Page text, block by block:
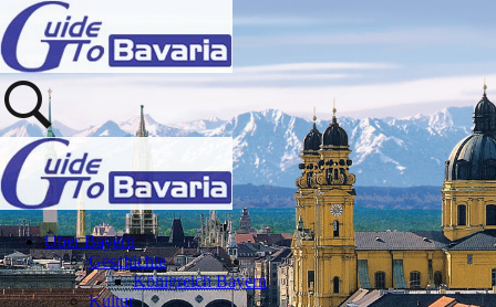
Über Bayern
Geschichte
Königreich Bayern
Kultur